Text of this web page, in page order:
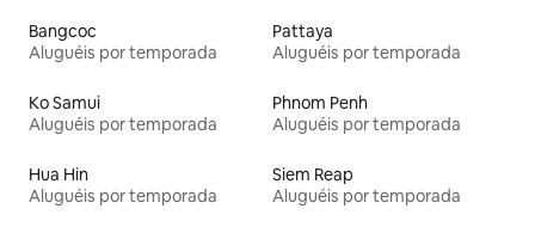
Bangcoc
Aluguéis por temporada
Pattaya
Aluguéis por temporada
Ko Samui
Aluguéis por temporada
Phnom Penh
Aluguéis por temporada
Hua Hin
Aluguéis por temporada
Siem Reap
Aluguéis por temporada